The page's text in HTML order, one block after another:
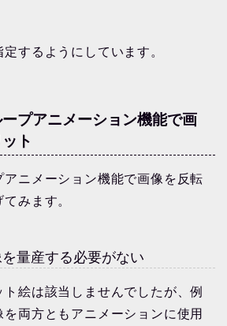
するようにしています。
プアニメーション機能で画
ト
アニメーション機能で画像を反転
みます。
量産する必要がない
絵は該当しませんでしたが、例
を両方ともアニメーションに使用